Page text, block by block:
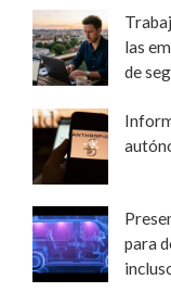
las
de
para